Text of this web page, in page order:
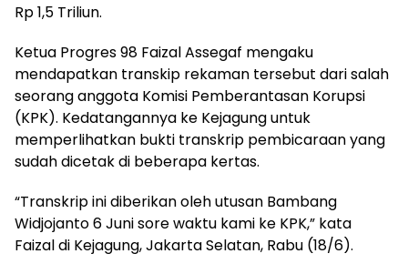
Rp 1,5 Triliun.
Ketua Progres 98 Faizal Assegaf mengaku
mendapatkan transkip rekaman tersebut dari salah
seorang anggota Komisi Pemberantasan Korupsi
(KPK). Kedatangannya ke Kejagung untuk
memperlihatkan bukti transkrip pembicaraan yang
sudah dicetak di beberapa kertas.
“Transkrip ini diberikan oleh utusan Bambang
Widjojanto 6 Juni sore waktu kami ke KPK,” kata
Faizal di Kejagung, Jakarta Selatan, Rabu (18/6).